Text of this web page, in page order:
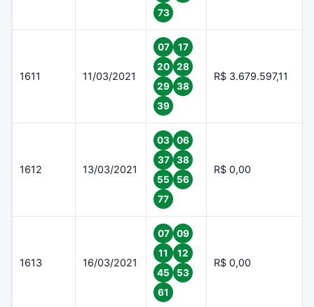
73
1611 11/03/2021
07
17
20
28
29
38
39
R$ 3.679.597,11
1612 13/03/2021
03
06
37
38
55
56
77
R$ 0,00
1613 16/03/2021
07
09
11
12
45
53
61
R$ 0,00